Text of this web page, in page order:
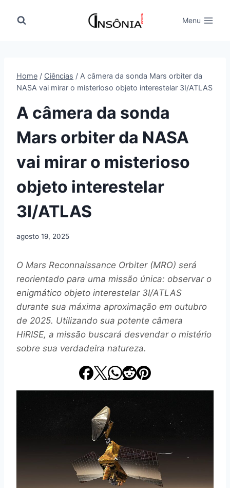
para
Menu
Home / Ciências / A câmera da sonda Mars orbiter da
NASA vai mirar o misterioso objeto interestelar 3I/ATLAS
A câmera da sonda
Mars orbiter da NASA
vai mirar o misterioso
objeto interestelar
3I/ATLAS
agosto 19, 2025
O Mars Reconnaissance Orbiter (MRO) será
reorientado para uma missão única: observar o
enigmático objeto interestelar 3I/ATLAS
durante sua máxima aproximação em outubro
de 2025. Utilizando sua potente câmera
HiRISE, a missão buscará desvendar o mistério
sobre sua verdadeira natureza.